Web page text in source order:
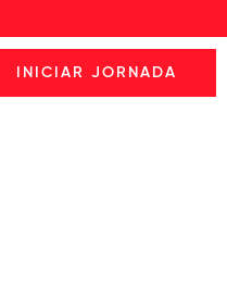
INICIAR JORNADA